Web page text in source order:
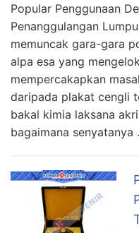
Popular Penggunaan
Penanggulangan
memuncak gara-gara
alpa esa yang
mempercakapkan
daripada plakat cengli
bakal kimia laksana
bagaimana senyatanya